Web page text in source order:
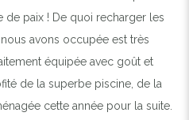
de paix ! De quoi recharger les
avons occupée est très
équipée avec goût et
de la superbe piscine, de la
cette année pour la suite.